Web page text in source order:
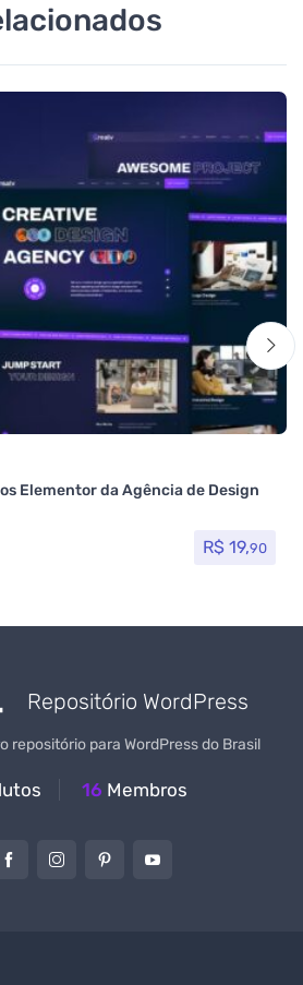
Elementor da Agência de Design
R$ 19,90
Repositório WordPress
repositório para WordPress do Brasil
16 Membros